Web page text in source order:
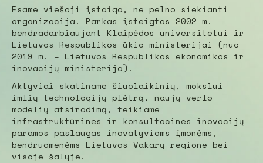
Esame viešoji įstaiga, ne pelno siekianti
organizacija. Parkas įsteigtas 2002 m.
bendradarbiaujant Klaipėdos universitetui ir
Lietuvos Respublikos ūkio ministerijai (nuo
2019 m. – Lietuvos Respublikos ekonomikos ir
inovacijų ministerija).
Aktyviai skatiname šiuolaikinių, mokslui
imlių technologijų plėtrą, naujų verlo
modelių atsiradimą, teikiame
infrastruktūrines ir konsultacines inovacijų
paramos paslaugas inovatyvioms įmonėms,
bendruomenėms Lietuvos Vakarų regione bei
visoje šalyje.